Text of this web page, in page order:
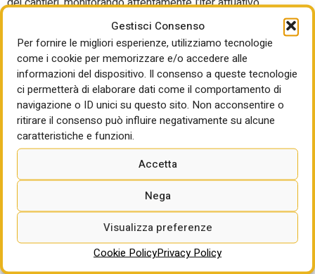
Gestisci Consenso
Per fornire le migliori esperienze, utilizziamo tecnologie
come i cookie per memorizzare e/o accedere alle
informazioni del dispositivo. Il consenso a queste tecnologie
ci permetterà di elaborare dati come il comportamento di
navigazione o ID unici su questo sito. Non acconsentire o
ritirare il consenso può influire negativamente su alcune
caratteristiche e funzioni.
Accetta
Nega
Visualizza preferenze
Cookie PolicyPrivacy Policy
Serve, inoltre, una valutazione tempestiva dell’efficacia
delle misure di semplificazione e accelerazione già
introdotte, anche nell’ambito del PNRR”. E, last but not
least, occorre “prevedere un sistema informativo unico,
riepilogativo delle diverse linee di finanziamento attraverso
il quale gli enti coinvolti possano avere informazioni
precise sulle scadenze e sulle modalità di accesso ai
finanziamenti”.
L’urgenza di mettere in campo un nuovo piano diventa
ancora più pressante a fronte del fatto che l’anno
prossimo si chiudono i giochi con il Pnrr. Già in precedenza,
la presidente dell’Ance aveva ritenuto “piuttosto limitate
rispetto alle preoccupazioni che abbiamo per il futuro” le
risorse del Piano destinate alla prevenzione del rischio